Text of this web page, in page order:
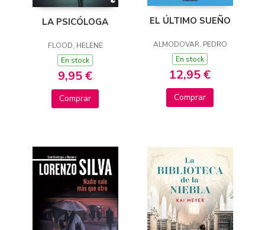
LA PSICÓLOGA
FLOOD, HELENE
En stock
9,95 €
Comprar
EL ÚLTIMO SUEÑO
ALMODOVAR, PEDRO
En stock
12,95 €
Comprar